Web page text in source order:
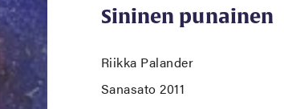
Sininen punainen
Riikka Palander
Sanasato 2011